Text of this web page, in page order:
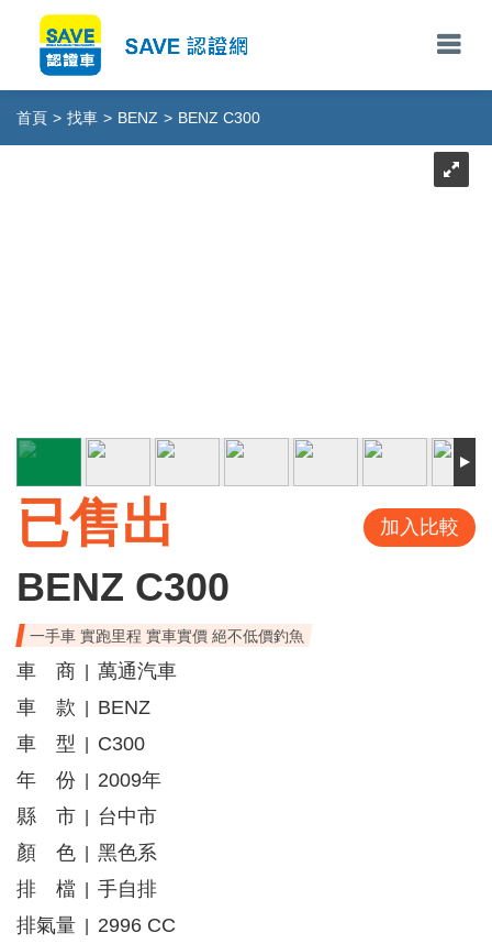
首頁 > 找車 > BENZ > BENZ C300
已售出 加入比較
BENZ C300
一手車 實跑里程 實車實價 絕不低價釣魚
車 商
萬通汽車
車 款
BENZ
車 型
C300
年 份
2009年
縣 市
台中市
顏 色
黑色系
排 檔
手自排
排氣量
2996 CC